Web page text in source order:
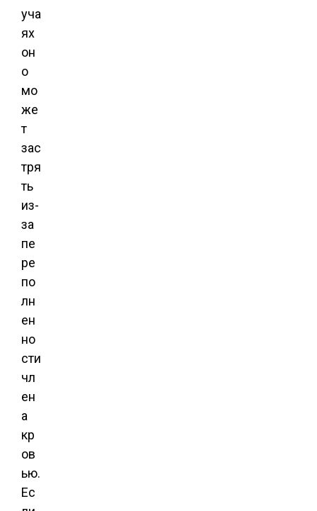
уча
ях
он
о
мо
же
т
зас
тря
ть
из-
за
пе
ре
по
лн
ен
но
сти
чл
ен
а
кр
ов
ью.
Ес